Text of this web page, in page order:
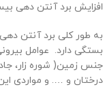
افزایش برد آنتن دهی
به طور کلی برد آنتن
بستگی دارد. عوامل
جنس زمین( شوره زار،
درختان و …. و مواردی